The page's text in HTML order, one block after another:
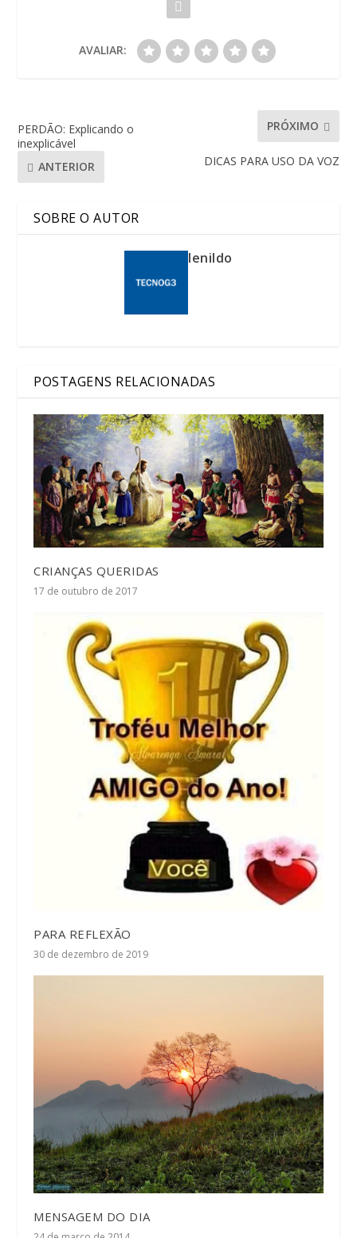
AVALIAR:
PERDÃO: Explicando o
inexplicável
ANTERIOR
PRÓXIMO
DICAS PARA USO DA VOZ
SOBRE O AUTOR
lenildo
POSTAGENS RELACIONADAS
CRIANÇAS QUERIDAS
17 de outubro de 2017
PARA REFLEXÃO
30 de dezembro de 2019
MENSAGEM DO DIA